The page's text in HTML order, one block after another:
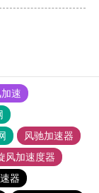
速
风驰加速器
风加速度器
器